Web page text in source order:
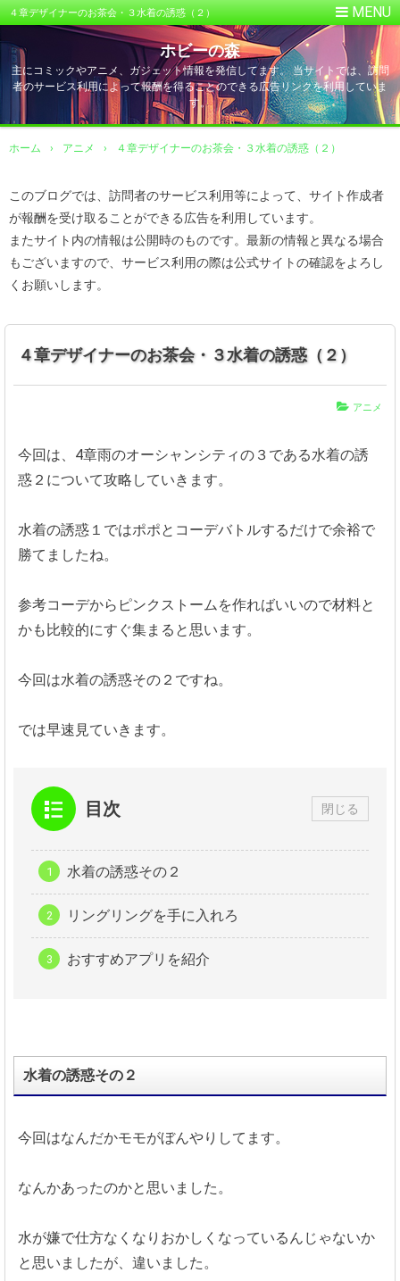
４章デザイナーのお茶会・３水着の誘惑（２）
ホビーの森
主にコミックやアニメ、ガジェット情報を発信してます。 当サイトでは、訪問
者のサービス利用によって報酬を得ることのできる広告リンクを利用していま
す。
ホーム › アニメ › ４章デザイナーのお茶会・３水着の誘惑（２）
このブログでは、訪問者のサービス利用等によって、サイト作成者
が報酬を受け取ることができる広告を利用しています。
またサイト内の情報は公開時のものです。最新の情報と異なる場合
もございますので、サービス利用の際は公式サイトの確認をよろし
くお願いします。
４章デザイナーのお茶会・３水着の誘惑（２）
アニメ
今回は、4章雨のオーシャンシティの３である水着の誘
惑２について攻略していきます。
水着の誘惑１ではポポとコーデバトルするだけで余裕で
勝てましたね。
参考コーデからピンクストームを作ればいいので材料と
かも比較的にすぐ集まると思います。
今回は水着の誘惑その２ですね。
では早速見ていきます。
目次 閉じる
水着の誘惑その２
リングリングを手に入れろ
おすすめアプリを紹介
水着の誘惑その２
今回はなんだかモモがぼんやりしてます。
なんかあったのかと思いました。
水が嫌で仕方なくなりおかしくなっているんじゃないか
と思いましたが、違いました。